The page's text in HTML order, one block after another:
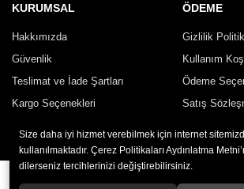
KURUMSAL
Hakkımızda
Güvenlik
Teslimat ve İade Şartları
Kargo Seçenekleri
ÖDEME
Gizlilik
Kullanım
Ödeme
Satış
Size daha iyi hizmet verebilmek için internet
kullanılmaktadır. Çerez Politikaları Aydınlatma
dilerseniz tercihlerinizi değiştirebilirsiniz.